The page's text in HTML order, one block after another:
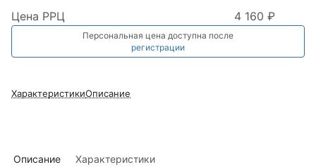
Цена РРЦ 4 160 ₽
Персональная цена доступна после
регистрации
ХарактеристикиОписание
Описание Характеристики